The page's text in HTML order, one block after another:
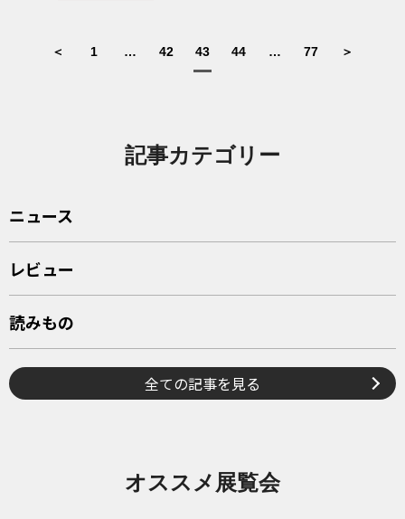
＜ 1 … 42 43 44 … 77 ＞
記事カテゴリー
ニュース
レビュー
読みもの
全ての記事を見る
オススメ展覧会